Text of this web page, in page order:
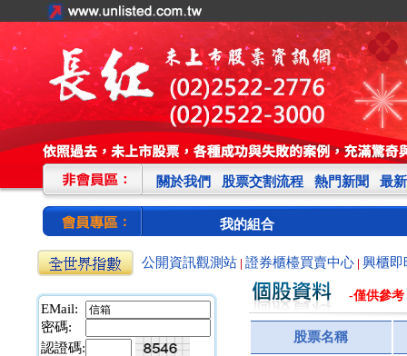
關於我們 股票交割流程 熱門新聞 最
我的組合
公開資訊觀測站 證券櫃檯買賣中心 興櫃即
EMail:
密碼:
認證碼:
-僅供參考
股票名稱